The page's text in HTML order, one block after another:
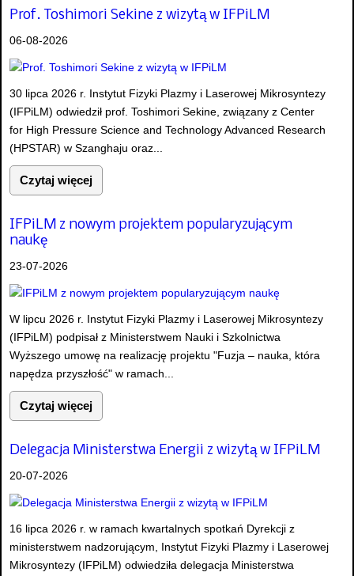
Prof. Toshimori Sekine z wizytą w IFPiLM
06-08-2026
30 lipca 2026 r. Instytut Fizyki Plazmy i Laserowej Mikrosyntezy
(IFPiLM) odwiedził prof. Toshimori Sekine, związany z Center
for High Pressure Science and Technology Advanced Research
(HPSTAR) w Szanghaju oraz...
Czytaj więcej
IFPiLM z nowym projektem popularyzującym
naukę
23-07-2026
W lipcu 2026 r. Instytut Fizyki Plazmy i Laserowej Mikrosyntezy
(IFPiLM) podpisał z Ministerstwem Nauki i Szkolnictwa
Wyższego umowę na realizację projektu "Fuzja – nauka, która
napędza przyszłość" w ramach...
Czytaj więcej
Delegacja Ministerstwa Energii z wizytą w IFPiLM
20-07-2026
16 lipca 2026 r. w ramach kwartalnych spotkań Dyrekcji z
ministerstwem nadzorującym, Instytut Fizyki Plazmy i Laserowej
Mikrosyntezy (IFPiLM) odwiedziła delegacja Ministerstwa